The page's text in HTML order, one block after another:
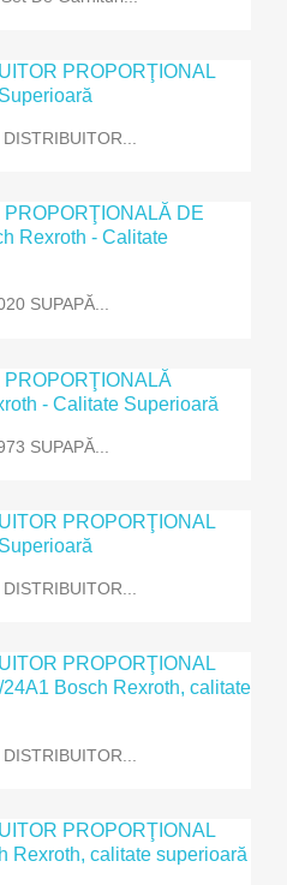
SUPAPĂ...
SUPAPĂ...